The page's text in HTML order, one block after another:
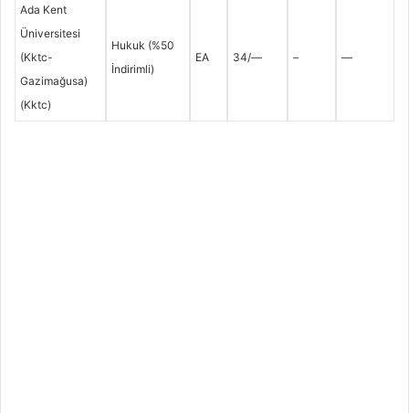
Ada Kent
Üniversitesi
(Kktc-
Gazimağusa)
(Kktc)
Hukuk (%50
İndirimli)
EA 34/— – —